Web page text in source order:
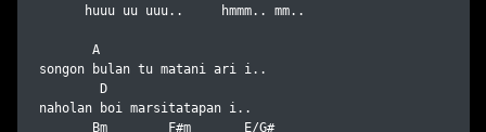
      huuu uu uuu..     hmmm.. mm..
       A
songon bulan tu matani ari i..
        D
naholan boi marsitatapan i..
       Bm        F#m       E/G#